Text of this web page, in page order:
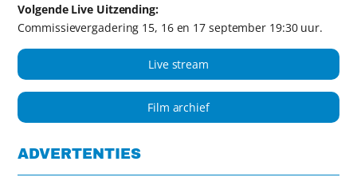
Volgende Live Uitzending:
Commissievergadering 15, 16 en 17 september 19:30 uur.
Live stream
Film archief
ADVERTENTIES